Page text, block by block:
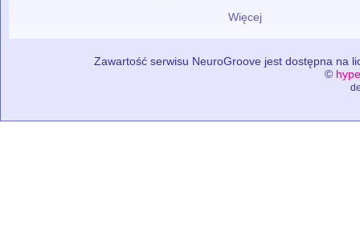
Więcej
Zawartość serwisu NeuroGroove jest dostępna na
©